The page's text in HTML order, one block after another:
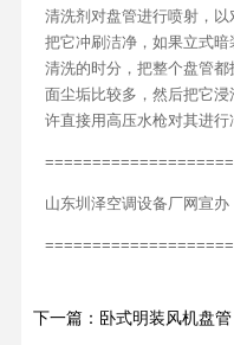
清洗剂对盘管进行喷射，
把它冲刷洁净，如果立式
清洗的时分，把整个盘管
面尘垢比较多，然后把它
许直接用高压水枪对其进行
山东圳泽空调设备厂网宣办
下一篇：卧式明装风机盘管